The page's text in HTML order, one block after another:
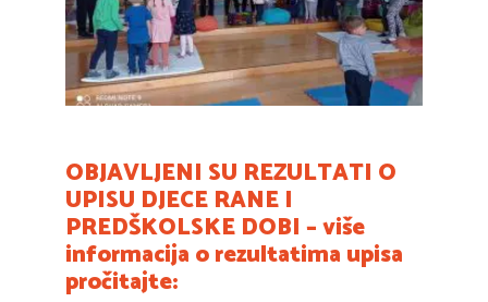
OBJAVLJENI SU REZULTATI O
UPISU DJECE RANE I
PREDŠKOLSKE DOBI – više
informacija o rezultatima upisa
pročitajte: